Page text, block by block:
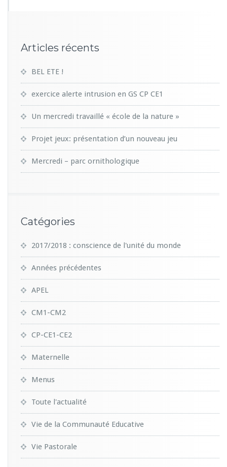
Articles récents
BEL ETE !
exercice alerte intrusion en GS CP CE1
Un mercredi travaillé « école de la nature »
Projet jeux: présentation d’un nouveau jeu
Mercredi – parc ornithologique
Catégories
2017/2018 : conscience de l'unité du monde
Années précédentes
APEL
CM1-CM2
CP-CE1-CE2
Maternelle
Menus
Toute l'actualité
Vie de la Communauté Educative
Vie Pastorale